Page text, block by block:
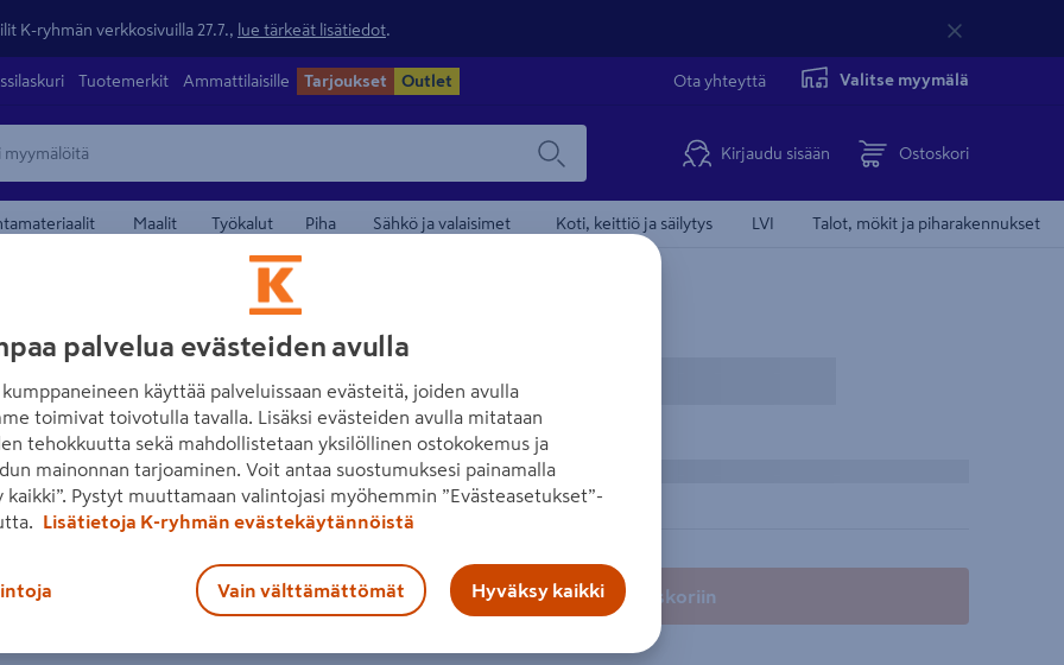
K-ryhmän verkkosivuilla 27.7., lue tärkeät lisätiedot
Tuotemerkit Ammattilaisille Tarjoukset Outlet Ota yhteyttä Valitse myymälä
Kirjaudu sisään Ostoskori
Maalit Työkalut Piha Sähkö ja valaisimet Koti, keittiö ja säilytys LVI Talot, mökit ja piharakennukset
Lue koko tuotekuvaus
Lisää ostoskoriin
palvelua evästeiden avulla
käyttää palveluissaan evästeitä, joiden avulla
toimivat toivotulla tavalla. Lisäksi evästeiden avulla mitataan
tehokkuutta sekä mahdollistetaan yksilöllinen ostokokemus ja
mainonnan tarjoaminen. Voit antaa suostumuksesi painamalla
kaikki”. Pystyt muuttamaan valintojasi myöhemmin ”Evästeasetukset”-
Lisätietoja K-ryhmän evästekäytännöistä
Vain välttämättömät Hyväksy kaikki